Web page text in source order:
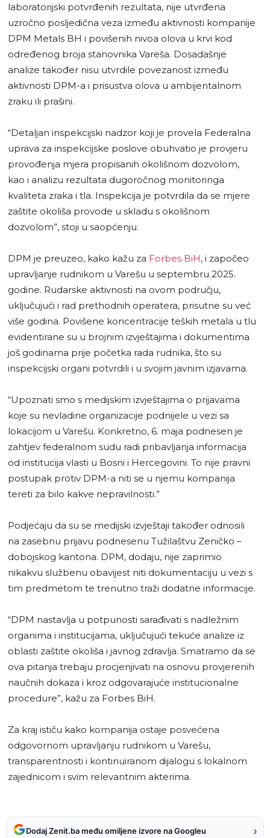
laboratorijski potvrđenih rezultata, nije utvrđena
uzročno posljedična veza između aktivnosti kompanije
DPM Metals BH i povišenih nivoa olova u krvi kod
određenog broja stanovnika Vareša. Dosadašnje
analize također nisu utvrdile povezanost između
aktivnosti DPM-a i prisustva olova u ambijentalnom
zraku ili prašini.
“Detaljan inspekcijski nadzor koji je provela Federalna
uprava za inspekcijske poslove obuhvatio je provjeru
provođenja mjera propisanih okolišnom dozvolom,
kao i analizu rezultata dugoročnog monitoringa
kvaliteta zraka i tla. Inspekcija je potvrdila da se mjere
zaštite okoliša provode u skladu s okolišnom
dozvolom”, stoji u saopćenju.
DPM je preuzeo, kako kažu za Forbes BiH, i započeo
upravljanje rudnikom u Varešu u septembru 2025.
godine. Rudarske aktivnosti na ovom području,
uključujući i rad prethodnih operatera, prisutne su već
više godina. Povišene koncentracije teških metala u tlu
evidentirane su u brojnim izvještajima i dokumentima
još godinama prije početka rada rudnika, što su
inspekcijski organi potvrdili i u svojim javnim izjavama.
“Upoznati smo s medijskim izvještajima o prijavama
koje su nevladine organizacije podnijele u vezi sa
lokacijom u Varešu. Konkretno, 6. maja podnesen je
zahtjev federalnom sudu radi pribavljanja informacija
od institucija vlasti u Bosni i Hercegovini. To nije pravni
postupak protiv DPM-a niti se u njemu kompanija
tereti za bilo kakve nepravilnosti.”
Podjećaju da su se medijski izvještaji također odnosili
na zasebnu prijavu podnesenu Tužilaštvu Zeničko –
dobojskog kantona. DPM, dodaju, nije zaprimio
nikakvu službenu obavijest niti dokumentaciju u vezi s
tim predmetom te trenutno traži dodatne informacije.
“DPM nastavlja u potpunosti sarađivati s nadležnim
organima i institucijama, uključujući tekuće analize iz
oblasti zaštite okoliša i javnog zdravlja. Smatramo da se
ova pitanja trebaju procjenjivati na osnovu provjerenih
naučnih dokaza i kroz odgovarajuće institucionalne
procedure”, kažu za Forbes BiH.
Za kraj ističu kako kompanija ostaje posvećena
odgovornom upravljanju rudnikom u Varešu,
transparentnosti i kontinuiranom dijalogu s lokalnom
zajednicom i svim relevantnim akterima.
Dodaj Zenit.ba među omiljene izvore na Googleu ›